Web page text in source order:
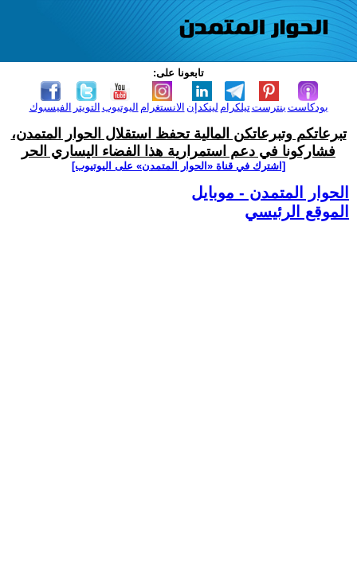
تابعونا على:
الفيسبوك التويتر اليوتيوب الانستغرام لينكدإن تيلكرامبنترست بودكاست
تبرعاتكم وتبرعاتكن المالية تحفظ استقلال الحوار المتمدن،
فشاركونا في دعم استمرارية هذا الفضاء اليساري الحر
[اشترك في قناة ‫«الحوار المتمدن» على اليوتيوب]
الحوار المتمدن - موبايل
الموقع الرئيسي